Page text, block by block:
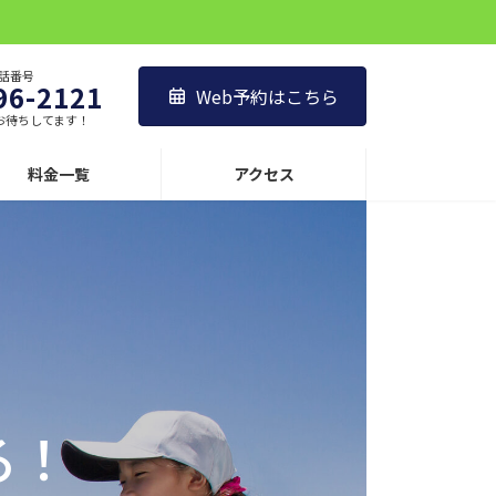
番号
2121
ちしてます！
Web予約はこちら
料金一覧 アクセス
！